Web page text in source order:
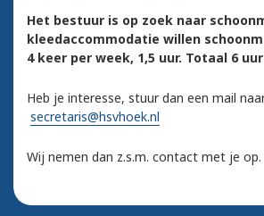
Het bestuur is op zoek naar
kleedaccommodatie willen
4 keer per week, 1,5 uur. Totaal 6
Heb je interesse, stuur dan een mail
secretaris@hsvhoek.nl
Wij nemen dan z.s.m. contact met je op.